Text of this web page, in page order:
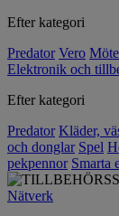
Efter kategori
Predator Vero
Elektronik och
Efter kategori
Predator Kläder,
och donglar Spel
pekpennor Smarta
Nätverk